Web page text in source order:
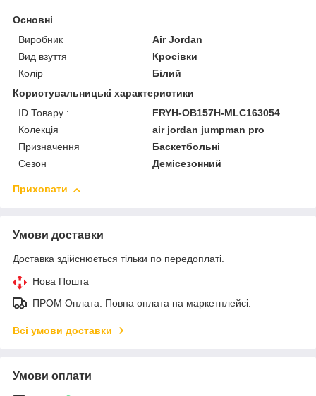
Основні
Виробник
Air Jordan
Вид взуття
Кросівки
Колір
Білий
Користувальницькі характеристики
ID Товару :
FRYH-OB157H-MLC163054
Колекція
air jordan jumpman pro
Призначення
Баскетбольні
Сезон
Демісезонний
Приховати
Умови доставки
Доставка здійснюється тільки по передоплаті.
Нова Пошта
ПРОМ Оплата. Повна оплата на маркетплейсі.
Всі умови доставки
Умови оплати